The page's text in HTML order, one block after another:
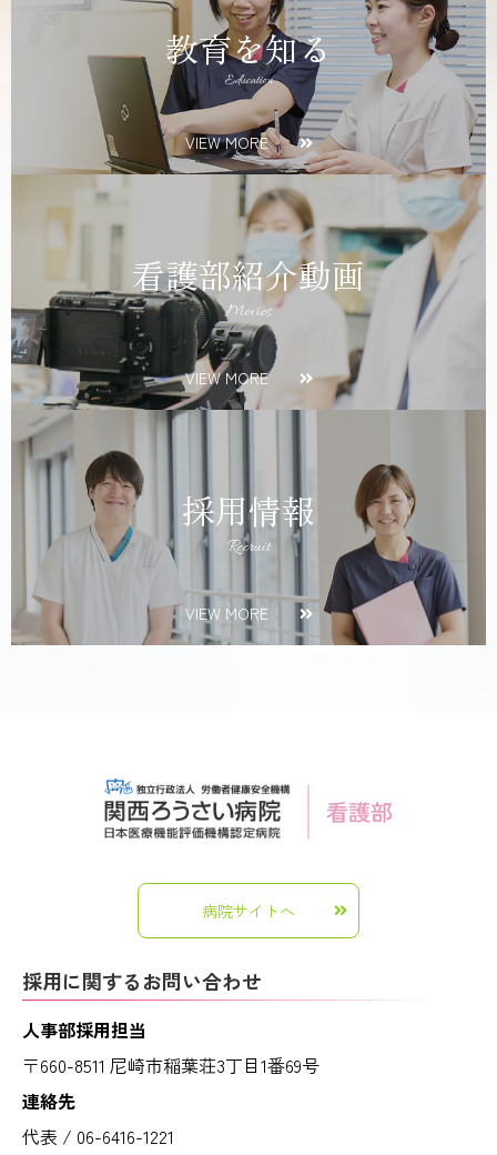
教育を知る
Education
VIEW MORE
看護部紹介動画
Movies
VIEW MORE
採用情報
Recruit
VIEW MORE
病院サイトへ
採用に関するお問い合わせ
人事部採用担当
〒660-8511 尼崎市稲葉荘3丁目1番69号
連絡先
代表 / 06-6416-1221